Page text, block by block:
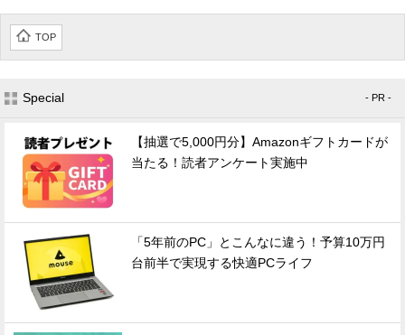
TOP
Special - PR -
【抽選で5,000円分】Amazonギフトカードが
当たる！読者アンケート実施中
「5年前のPC」とこんなに違う！予算10万円
台前半で実現する快適PCライフ